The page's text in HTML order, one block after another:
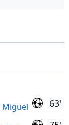
63'
Miguel